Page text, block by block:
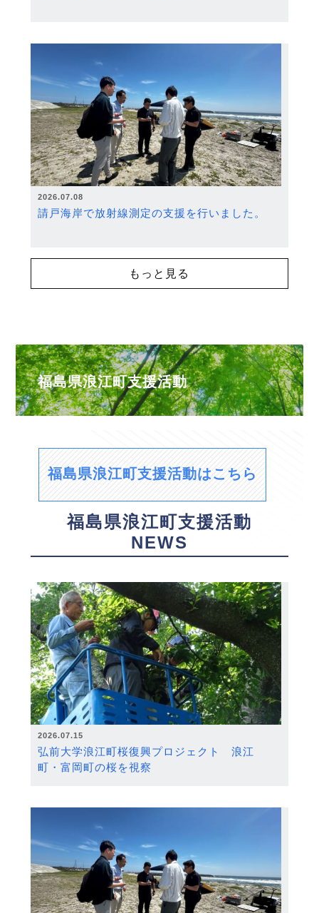
2026.07.08
請戸海岸で放射線測定の支援を行いました。
もっと見る
福島県浪江町支援活動
福島県浪江町支援活動はこちら
福島県浪江町支援活動
NEWS
2026.07.15
弘前大学浪江町桜復興プロジェクト 浪江
町・富岡町の桜を視察